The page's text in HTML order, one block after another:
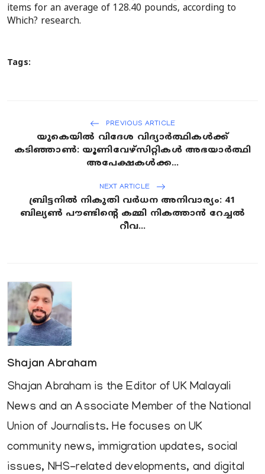
items for an average of 128.40 pounds, according to
Which? research.
Tags:
PREVIOUS ARTICLE
യുകെയിൽ വിദേശ വിദ്യാർത്ഥികൾക്ക്
കടിഞ്ഞാൺ: യൂണിവേഴ്സിറ്റികൾ അഭയാർത്ഥി
അപേക്ഷകൾക്ക...
NEXT ARTICLE
ബ്രിട്ടനിൽ നികുതി വർധന അനിവാര്യം: 41
ബില്യൺ പൗണ്ടിന്റെ കമ്മി നികത്താൻ റേച്ചൽ
റീവ...
Shajan Abraham
Shajan Abraham is the Editor of UK Malayali
News and an Associate Member of the National
Union of Journalists. He focuses on UK
community news, immigration updates, social
issues, NHS-related developments, and digital